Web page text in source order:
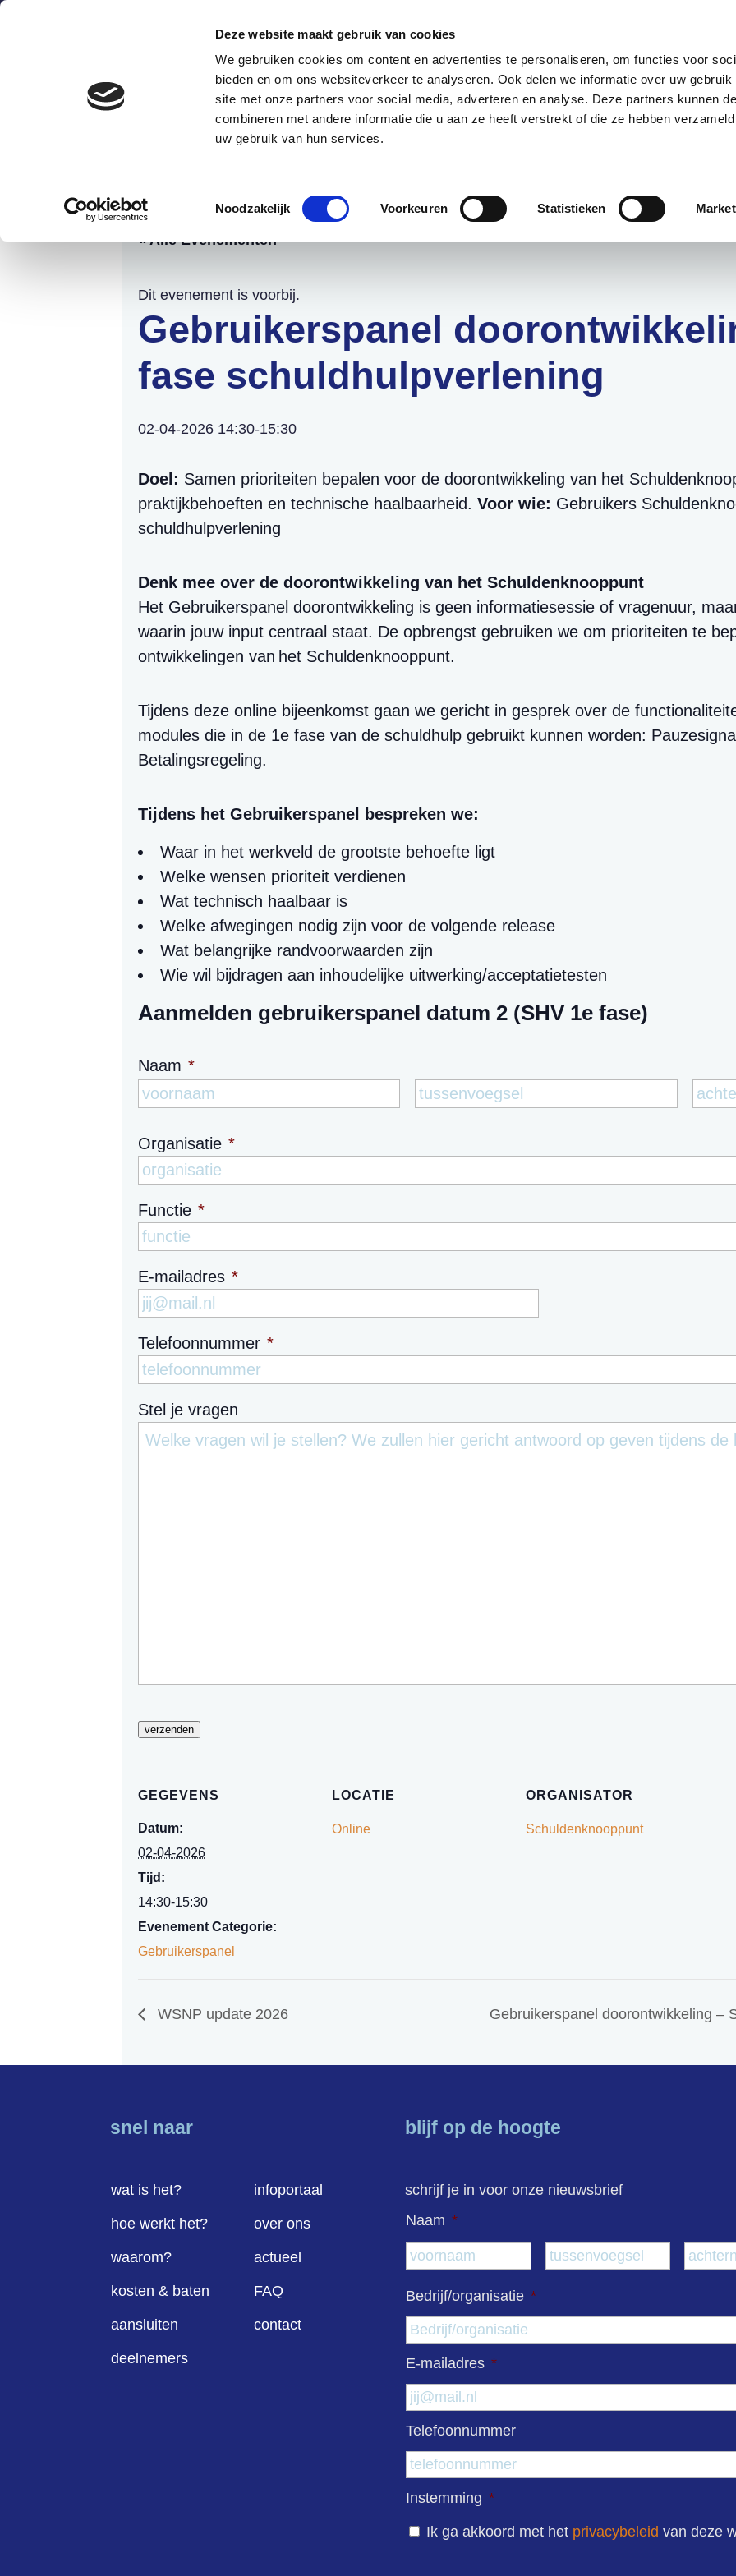
Deze website maakt gebruik van cookies
We gebruiken cookies om content en advertenties te personaliseren, om functies voor
bieden en om ons websiteverkeer te analyseren. Ook delen we informatie over uw gebruik
site met onze partners voor social media, adverteren en analyse. Deze partners kunnen
combineren met andere informatie die u aan ze heeft verstrekt of die ze hebben
uw gebruik van hun services.
Toestemmingsselectie
Noodzakelijk Voorkeuren Statistieken
Hoe werkt het? Deelnemers Over ons
Agenda Schuldenknooppunt
« Alle Evenementen
Dit evenement is voorbij.
Gebruikerspanel
fase schuldhulpverlening
02-04-2026 14:30-15:30
Doel: Samen prioriteiten bepalen voor de doorontwikkeling van het
praktijkbehoeften en technische haalbaarheid. Voor wie: Gebruikers
schuldhulpverlening
Denk mee over de doorontwikkeling van het Schuldenknooppunt
Het Gebruikerspanel doorontwikkeling is geen informatiesessie of vragenuur,
waarin jouw input centraal staat. De opbrengst gebruiken we om prioriteiten te
ontwikkelingen van het Schuldenknooppunt.
Tijdens deze online bijeenkomst gaan we gericht in gesprek over de
modules die in de 1e fase van de schuldhulp gebruikt kunnen worden:
Betalingsregeling.
Tijdens het Gebruikerspanel bespreken we:
Waar in het werkveld de grootste behoefte ligt
Welke wensen prioriteit verdienen
Wat technisch haalbaar is
Welke afwegingen nodig zijn voor de volgende release
Wat belangrijke randvoorwaarden zijn
Wie wil bijdragen aan inhoudelijke uitwerking/acceptatietesten
Aanmelden gebruikerspanel datum 2 (SHV 1e fase)
Naam *
Voornaam
Organisatie *
Functie *
E-mailadres *
Telefoonnummer *
Stel je vragen
verzenden
GEGEVENS
Datum:
02-04-2026
Tijd:
14:30-15:30
Evenement Categorie:
Gebruikerspanel
LOCATIE
Online
ORGANISATOR
Schuldenknooppunt
WSNP update 2026 Gebruikerspanel doorontwikkeling –
snel naar
wat is het?
hoe werkt het?
waarom?
kosten & baten
aansluiten
deelnemers
infoportaal
over ons
actueel
FAQ
contact
blijf op de hoogte
schrijf je in voor onze nieuwsbrief
Naam *
Voornaam
Bedrijf/organisatie *
E-mailadres *
Telefoonnummer
Instemming *
Ik ga akkoord met het privacybeleid van deze